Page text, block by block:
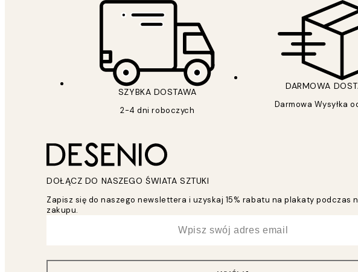
SZYBKA DOSTAWA
2-4 dni roboczych
DARMOWA
Darmowa Wysyłka
DOŁĄCZ DO NASZEGO ŚWIATA SZTUKI
Zapisz się do naszego newslettera i uzyskaj 15% rabatu na plakaty podczas
zakupu.